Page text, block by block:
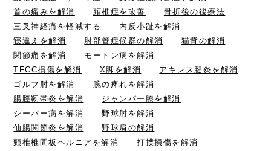
首の痛みを解消
頚椎症を改善
骨折後の後療法
三叉神経痛を軽減する
内反小趾を解消
寝違えを解消
肘部管症候群の解消
猫背の解消
関節痛を解消
モートン病を解消
TFCC損傷を解消
X脚を解消
アキレス腱炎を解消
ゴルフ肘を解消
腕の痺れを解消
腸脛靭帯炎を解消
ジャンパー膝を解消
シーバー病を解消
野球肘を解消
仙腸関節炎を解消
野球肩の解消
頸椎椎間板ヘルニアを解消
打撲損傷を解消